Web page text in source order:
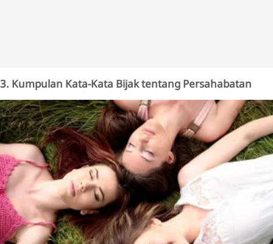
3. Kumpulan Kata-Kata Bijak tentang Persahabatan